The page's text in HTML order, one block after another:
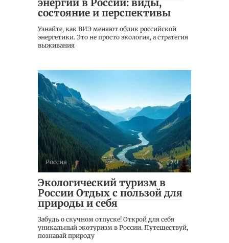
энергии в России: виды,
состояние и перспективы
Узнайте, как ВИЭ меняют облик российской
энергетики. Это не просто экология, а стратегия
выживания
Россия 0
Экологический туризм в
России Отдых с пользой для
природы и себя
Забудь о скучном отпуске! Открой для себя
уникальный экотуризм в России. Путешествуй,
познавай природу